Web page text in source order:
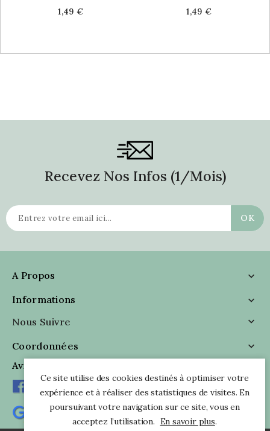
Price
1,49 €
Price
1,49 €
Recevez Nos Infos (1/mois)
A Propos

Informations

Nous Suivre

Coordonnées

Avis Clients
Ce site utilise des cookies destinés à optimiser votre
expérience et à réaliser des statistiques de visites. En
poursuivant votre navigation sur ce site, vous en
acceptez l’utilisation. En savoir plus.